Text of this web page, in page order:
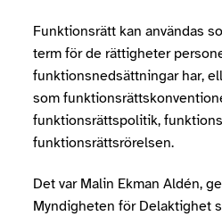
Funktionsrätt kan användas
term för de rättigheter
funktionsnedsättningar har,
som
funktionsrättspolitik,
funktionsrättsrörelsen.
Det var Malin Ekman Aldén,
Myndigheten för Delaktighet